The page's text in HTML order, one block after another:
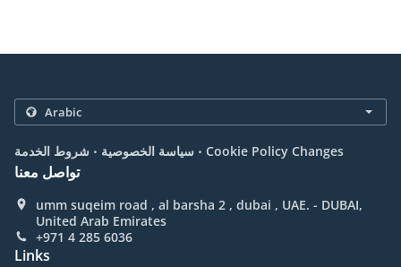
سياسة الخصوصية . شروط الخدمة . Cookie Policy Changes
تواصل معنا
umm suqeim road , al barsha 2 , dubai , UAE. - DUBAI,
United Arab Emirates
+971 4 285 6036
Links